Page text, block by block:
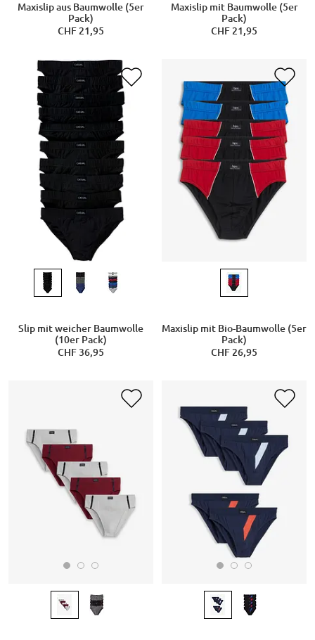
Maxislip aus Baumwolle (5er
Pack)
CHF 21,95
Maxislip mit Baumwolle (5er
Pack)
CHF 21,95
Slip mit weicher Baumwolle
(10er Pack)
CHF 36,95
Maxislip mit Bio-Baumwolle (5er
Pack)
CHF 26,95